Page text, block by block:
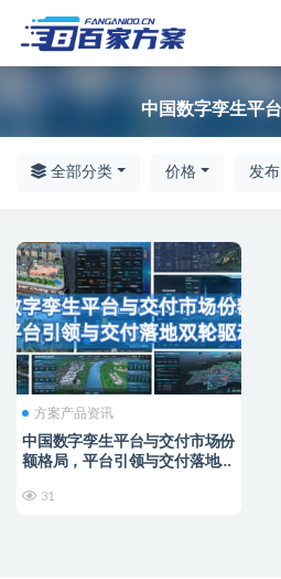
中国数字孪生平
全部分类 价格 发
方案产品资讯
中国数字孪生平台与交付市场份
额格局，平台引领与交付落地双
31